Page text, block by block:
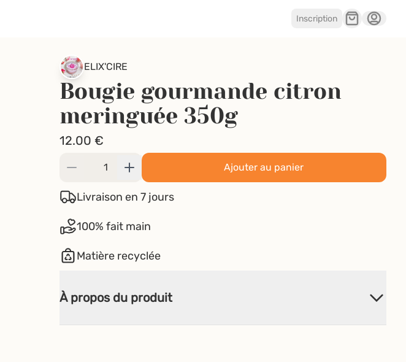
Inscription
ELIX'CIRE
Bougie gourmande citron
meringuée 350g
12.00 €
Ajouter au panier
Livraison en 7 jours
100% fait main
Matière recyclée
À propos du produit